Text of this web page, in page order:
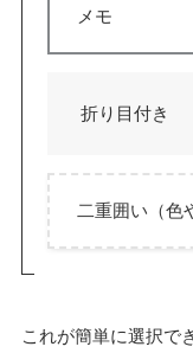
メモ
折り目付き
二重囲い（色
これが簡単に選択で